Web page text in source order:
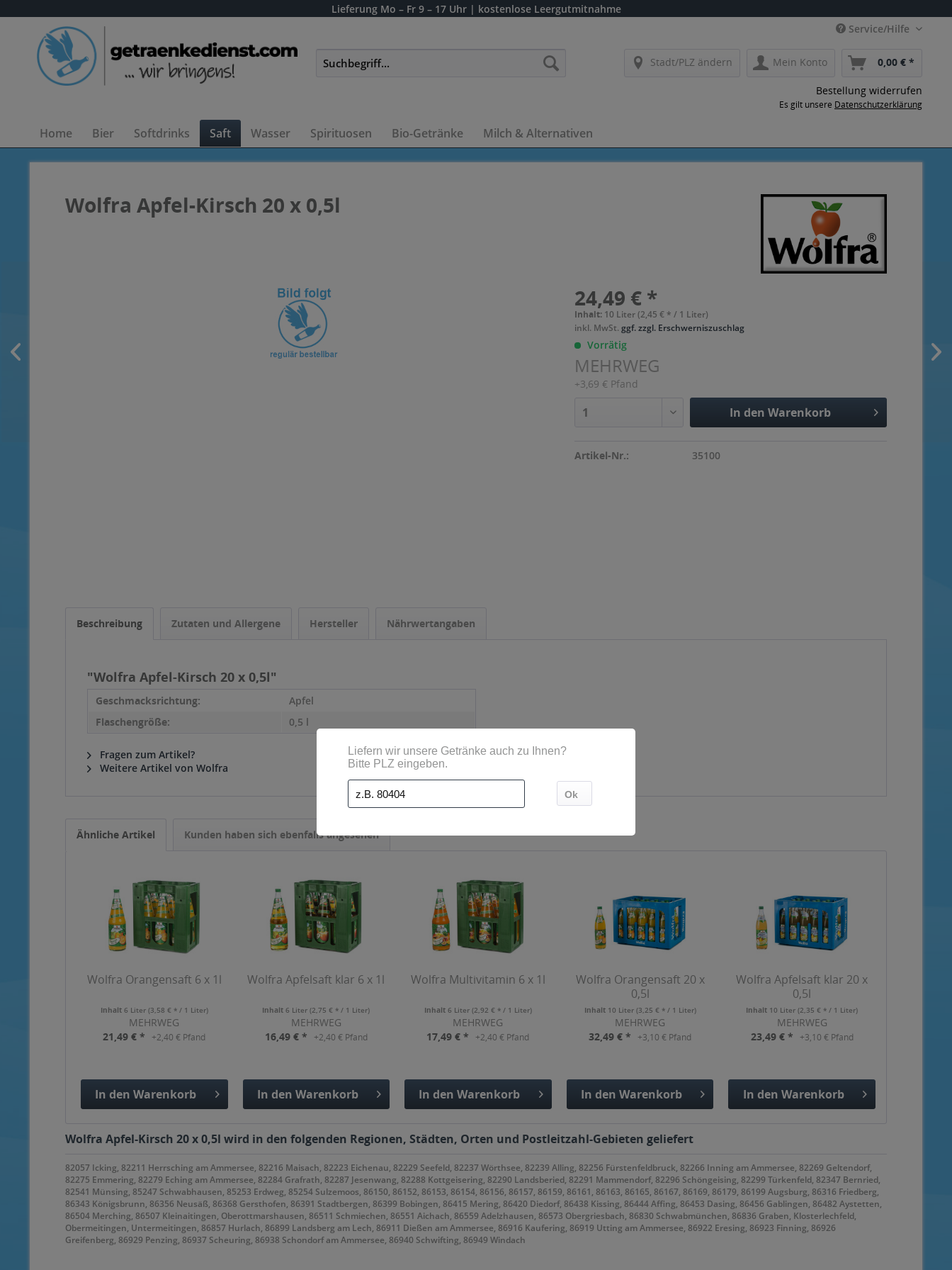
Lieferung Mo – Fr 9 – 17 Uhr | kostenlose Leergutmitnahme
Service/Hilfe
Stadt/PLZ ändern Mein Konto 0,00 € *
Bestellung widerrufen
Es gilt unsere Datenschutzerklärung
Home Bier Softdrinks Saft Wasser Spirituosen Bio-Getränke Milch & Alternativen
Wolfra Apfel-Kirsch 20 x 0,5l
24,49 € *
Inhalt: 10 Liter (2,45 € * / 1 Liter)
inkl. MwSt.ggf. zzgl. Erschwerniszuschlag
Vorrätig
MEHRWEG
+3,69 € Pfand
In den Warenkorb
Artikel-Nr.: 35100
Beschreibung Zutaten und Allergene Hersteller Nährwertangaben
"Wolfra Apfel-Kirsch 20 x 0,5l"
Geschmacksrichtung:
Apfel
Flaschengröße:
0,5 l
Fragen zum Artikel?
Weitere Artikel von Wolfra
Ähnliche Artikel Kunden haben sich ebenfalls angesehen
Wolfra Orangensaft 6 x 1l
Inhalt 6 Liter (3,58 € * / 1 Liter)
MEHRWEG
21,49 € *
+2,40 € Pfand
In den Warenkorb
Wolfra Apfelsaft klar 6 x 1l
Inhalt6 Liter(2,75 € * / 1 Liter)
MEHRWEG
16,49 € *
+2,40 € Pfand
In den Warenkorb
Wolfra Multivitamin 6 x 1l
Inhalt 6 Liter (2,92 € * / 1 Liter)
MEHRWEG
17,49 € *
+2,40 € Pfand
In den Warenkorb
Wolfra Orangensaft 20 x
0,5l
Inhalt 10 Liter (3,25 € * / 1 Liter)
MEHRWEG
32,49 € *
+3,10 € Pfand
In den Warenkorb
Wolfra Apfelsaft klar 20 x
0,5l
Inhalt 10 Liter(2,35 € * / 1 Liter)
MEHRWEG
23,49 € *
+3,10 € Pfand
In den Warenkorb
Wolfra Apfel-Kirsch 20 x 0,5l wird in den folgenden Regionen, Städten, Orten und Postleitzahl-Gebieten geliefert
82057 Icking, 82211 Herrsching am Ammersee, 82216 Maisach, 82223 Eichenau, 82229 Seefeld, 82237 Wörthsee, 82239 Alling, 82256 Fürstenfeldbruck, 82266 Inning am Ammersee, 82269 Geltendorf,
82275 Emmering, 82279 Eching am Ammersee, 82284 Grafrath, 82287 Jesenwang, 82288 Kottgeisering, 82290 Landsberied, 82291 Mammendorf, 82296 Schöngeising, 82299 Türkenfeld, 82347 Bernried,
82541 Münsing, 85247 Schwabhausen, 85253 Erdweg, 85254 Sulzemoos, 86150, 86152, 86153, 86154, 86156, 86157, 86159, 86161, 86163, 86165, 86167, 86169, 86179, 86199 Augsburg, 86316 Friedberg,
86343 Königsbrunn, 86356 Neusäß, 86368 Gersthofen, 86391 Stadtbergen, 86399 Bobingen, 86415 Mering, 86420 Diedorf, 86438 Kissing, 86444 Affing, 86453 Dasing, 86456 Gablingen, 86482 Aystetten,
86504 Merching, 86507 Kleinaitingen, Oberottmarshausen, 86511 Schmiechen, 86551 Aichach, 86559 Adelzhausen, 86573 Obergriesbach, 86830 Schwabmünchen, 86836 Graben, Klosterlechfeld,
Obermeitingen, Untermeitingen, 86857 Hurlach, 86899 Landsberg am Lech, 86911 Dießen am Ammersee, 86916 Kaufering, 86919 Utting am Ammersee, 86922 Eresing, 86923 Finning, 86926
Greifenberg, 86929 Penzing, 86937 Scheuring, 86938 Schondorf am Ammersee, 86940 Schwifting, 86949 Windach